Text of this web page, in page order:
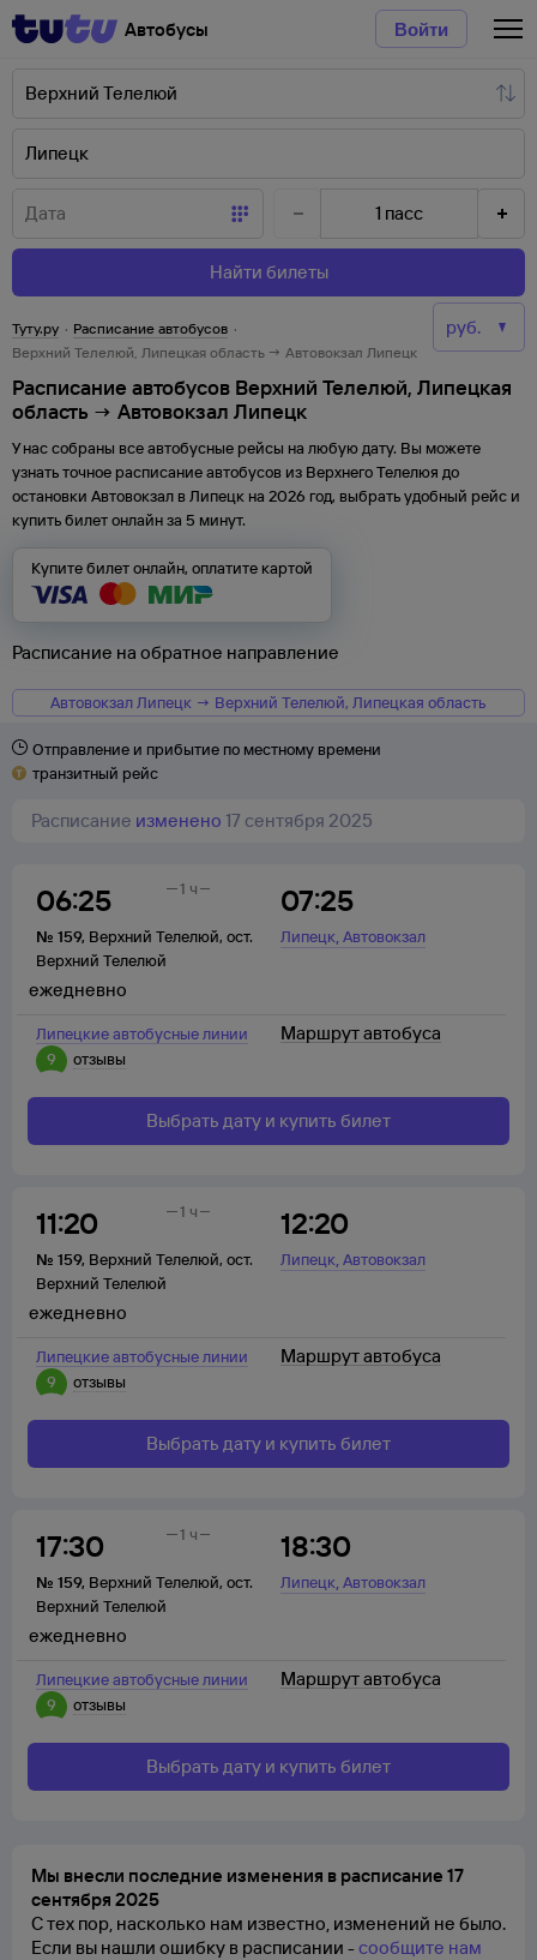
Автобусы Войти
1 пасс
Найти билеты
Туту.ру · Расписание автобусов ·
Верхний Телелюй, Липецкая область → Автовокзал Липецк
Расписание автобусов Верхний Телелюй, Липецкая
область → Автовокзал Липецк
У нас собраны все автобусные рейсы на любую дату. Вы можете
узнать точное расписание автобусов из Верхнего Телелюя до
остановки Автовокзал в Липецк на 2026 год, выбрать удобный рейс и
купить билет онлайн за 5 минут.
Купите билет онлайн, оплатите картой
Расписание на обратное направление
Автовокзал Липецк → Верхний Телелюй, Липецкая область
Отправление и прибытие по местному времени
транзитный рейс
Расписание изменено 17 сентября 2025
06:25
№ 159, Верхний Телелюй, ост.
Верхний Телелюй
07:25
Липецк,Автовокзал
1 ч
Липецкие автобусные линии
9
отзывы
ежедневно
Маршрут автобуса
Выбрать дату и купить билет
11:20
№ 159, Верхний Телелюй, ост.
Верхний Телелюй
12:20
Липецк,Автовокзал
1 ч
Липецкие автобусные линии
9
отзывы
ежедневно
Маршрут автобуса
Выбрать дату и купить билет
17:30
№ 159, Верхний Телелюй, ост.
Верхний Телелюй
18:30
Липецк,Автовокзал
1 ч
Липецкие автобусные линии
9
отзывы
ежедневно
Маршрут автобуса
Выбрать дату и купить билет
Мы внесли последние изменения в расписание 17
сентября 2025
С тех пор, насколько нам известно, изменений не было.
Если вы нашли ошибку в расписании -сообщите нам